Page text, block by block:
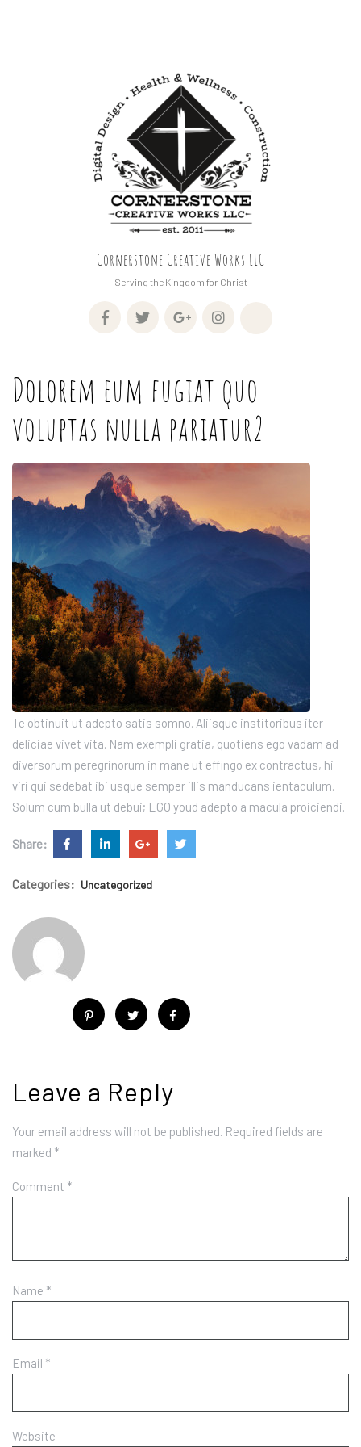
Cornerstone Creative Works LLC
Serving the Kingdom for Christ
Dolorem eum fugiat quo
voluptas nulla pariatur2
Te obtinuit ut adepto satis somno. Aliisque institoribus iter
deliciae vivet vita. Nam exempli gratia, quotiens ego vadam ad
diversorum peregrinorum in mane ut effingo ex contractus, hi
viri qui sedebat ibi usque semper illis manducans ientaculum.
Solum cum bulla ut debui; EGO youd adepto a macula proiciendi.
Share:
Categories: Uncategorized
Leave a Reply
Your email address will not be published. Required fields are
marked *
Comment *
Name *
Email *
Website